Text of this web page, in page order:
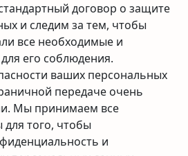
договор о защите
и следим за тем, чтобы
все необходимые и
его соблюдения.
ваших персональных
передаче очень
Мы принимаем все
того, чтобы
и